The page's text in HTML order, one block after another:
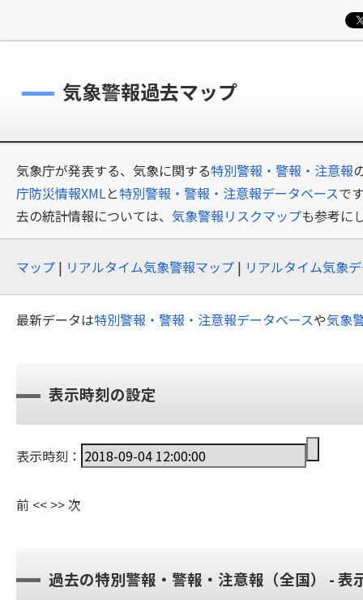
気象警報過去マップ
気象庁が発表する、気象に関する特別警報・警報・注意報
庁防災情報XMLと特別警報・警報・注意報データベースで
去の統計情報については、 気象警報リスクマップも参考に
マップ | リアルタイム気象警報マップ | リアルタイム気象
最新データは特別警報・警報・注意報データベースや気象
表示時刻の設定
表示時刻：
前 << >>次
過去の特別警報・警報・注意報（全国） - 表